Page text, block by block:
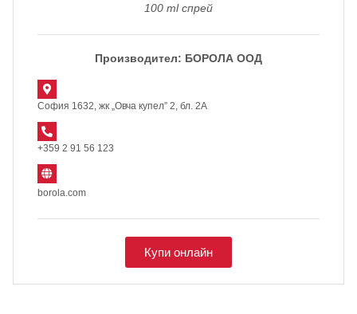
100 ml спрей
Производител: БОРОЛА ООД
София 1632, жк „Овча купел” 2, бл. 2А
+359 2 91 56 123
borola.com
Купи oнлайн